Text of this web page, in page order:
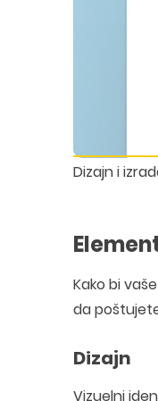
Dizajn i
Kako bi
da
Dizajn
Vizuelni